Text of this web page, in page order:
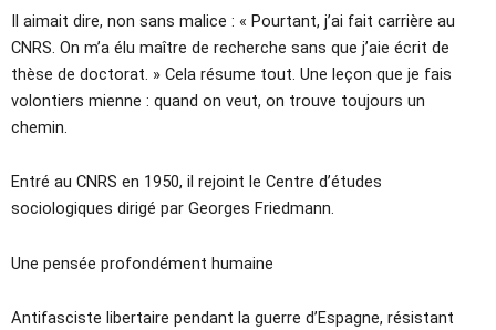
Il aimait dire, non sans malice : « Pourtant, j’ai fait carrière au
CNRS. On m’a élu maître de recherche sans que j’aie écrit de
thèse de doctorat. » Cela résume tout. Une leçon que je fais
volontiers mienne : quand on veut, on trouve toujours un
chemin.
Entré au CNRS en 1950, il rejoint le Centre d’études
sociologiques dirigé par Georges Friedmann.
Une pensée profondément humaine
Antifasciste libertaire pendant la guerre d’Espagne, résistant